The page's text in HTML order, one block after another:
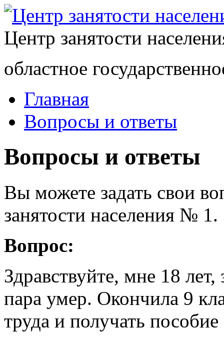
Центр занятости
областное
Главная
Вопросы и ответы
Вопросы и ответы
Вы можете задать свои
занятости населения № 1.
Вопрос:
Здравствуйте, мне 18
пара умер. Окончила 9
труда и получать пособие